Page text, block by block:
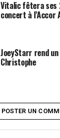
Vitalic fêtera ses
concert à l’Accor
JoeyStarr rend
Christophe
POSTER UN